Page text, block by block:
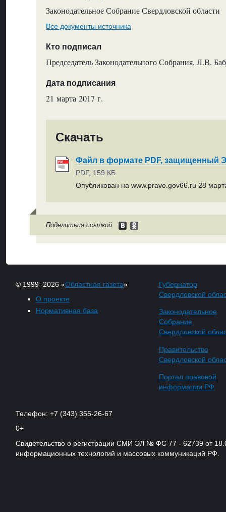
Законодательное Собрание Свердловской области
Все документы источника
Кто подписал
Председатель Законодательного Собрания, Л.В.
Дата подписания
21 марта 2017 г.
Скачать
Файл в формате PDF, защищенный
PDF, 159 КБ
Опубликован на www.pravo.gov66.ru 28
Поделиться ссылкой
© 1999–2026 «Областная газета»
О проекте
Нормативная база
Губернатор
Свердловской
Законодательное
Собрание
Свердловской
Правительство
Свердловской
Портал правовой
информации РФ
Телефон: +7 (343) 355-26-67
0+
Свидетельство о регистрации СМИ ЭЛ № ФС 77 - 62739 от
информационных технологий и массовых коммуникаций РФ.